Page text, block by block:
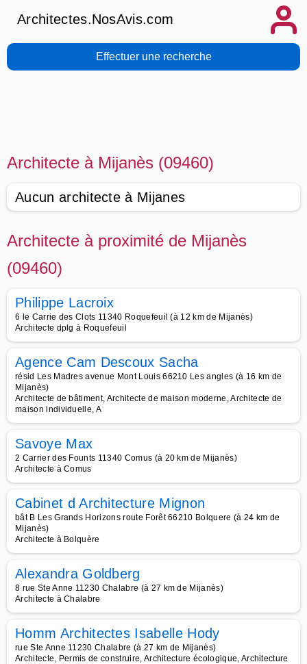
Architectes.NosAvis.com
Effectuer une recherche
Architecte à Mijanès (09460)
Aucun architecte à Mijanes
Architecte à proximité de Mijanès
(09460)
Philippe Lacroix
6 le Carrie des Clots 11340 Roquefeuil (à 12 km de Mijanès)
Architecte dplg à Roquefeuil
Agence Cam Descoux Sacha
résid Les Madres avenue Mont Louis 66210 Les angles (à 16 km de
Mijanès)
Architecte de bâtiment, Architecte de maison moderne, Architecte de
maison individuelle, A
Savoye Max
2 Carrier des Founts 11340 Comus (à 20 km de Mijanès)
Architecte à Comus
Cabinet d Architecture Mignon
bât B Les Grands Horizons route Forêt 66210 Bolquere (à 24 km de
Mijanès)
Architecte à Bolquère
Alexandra Goldberg
8 rue Ste Anne 11230 Chalabre (à 27 km de Mijanès)
Architecte à Chalabre
Homm Architectes Isabelle Hody
rue Ste Anne 11230 Chalabre (à 27 km de Mijanès)
Architecte, Permis de construire, Architecture écologique, Architecture